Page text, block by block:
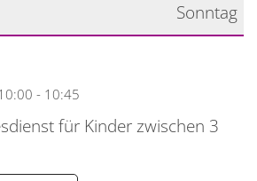
Sonntag
2026
- 10:45
für Kinder zwischen 3